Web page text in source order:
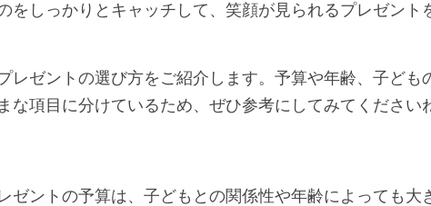
をしっかりとキャッチして、笑顔が見られるプレゼント
レゼントの選び方をご紹介します。予算や年齢、子ども
な項目に分けているため、ぜひ参考にしてみてください
ゼントの予算は、子どもとの関係性や年齢によっても大